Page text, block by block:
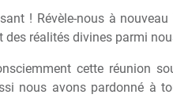
! Révèle-nous à
des réalités divines parmi
cette réunion
nous avons pardonné à